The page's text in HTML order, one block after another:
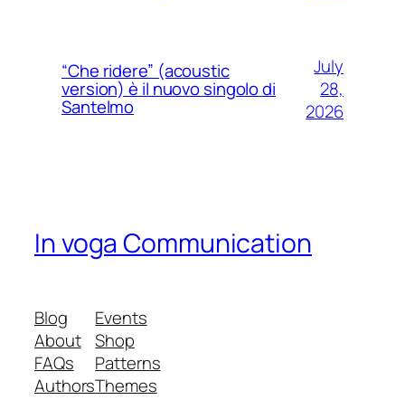
“Che ridere” (acoustic
version) è il nuovo singolo di
Santelmo
July
28,
2026
In voga Communication
Blog
About
FAQs
Authors
Events
Shop
Patterns
Themes